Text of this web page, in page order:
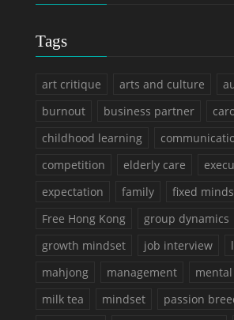
Tags
art critique arts and culture
burnout
business partner
childhood learning
competition
elderly care
expectation
family
fixed
Free Hong Kong
group dynamics
growth mindset
job interview
mahjong
management
milk tea
mindset
passion